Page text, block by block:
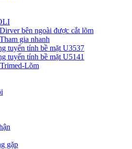
bên ngoài được cắt lõm
gia nhanh
tuyến tính bề mặt U3537
tuyến tính bề mặt U5141
Lõm
gặp